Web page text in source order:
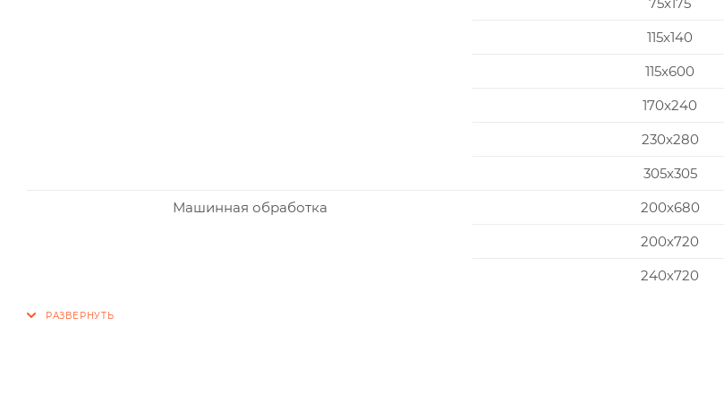
115x140
115x600
170x240
230x280
305x305
Машинная обработка
200х680
200х720
240х720